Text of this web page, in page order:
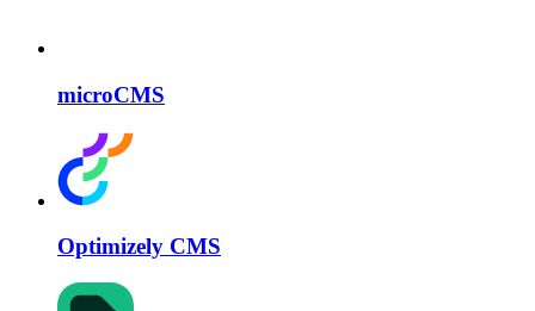
microCMS
Optimizely CMS